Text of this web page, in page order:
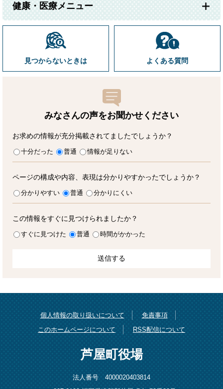
健康・医療メニュー
見つからないときは よくある質問
みなさんの声をお聞かせ ください
お求めの情報が充分掲載されてましたでしょうか？
十分だった 普通 情報が足りない
ページの構成や内容、表現は分かりやすかったでしょうか？
分かりやすい 普通 分かりにくい
この情報をすぐに見つけられましたか？
すぐに見つけた 普通 時間がかかった
個人情報の取り扱いについて
免責事項
このホームページについて
RSS配信について
芦屋町役場
法人番号 4000020403814